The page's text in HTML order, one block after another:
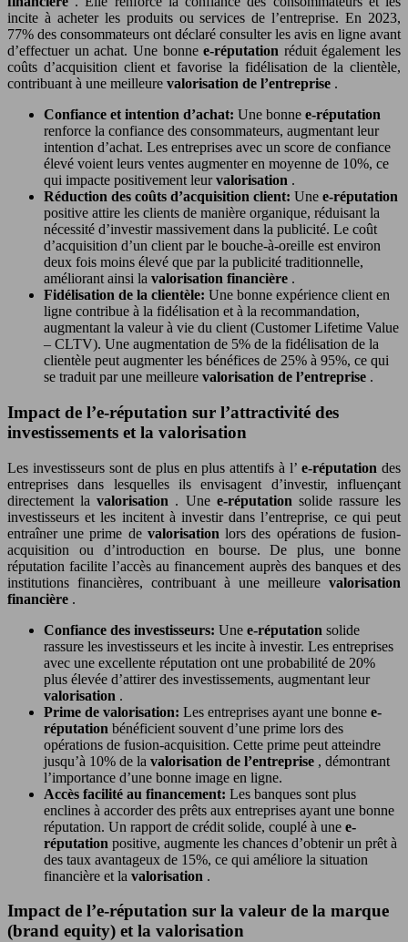
incite à acheter les produits ou services de l’entreprise. En 2023,
77% des consommateurs ont déclaré consulter les avis en ligne avant
d’effectuer un achat. Une bonnee-réputation réduit également les
coûts d’acquisition client et favorise la fidélisation de la clientèle,
contribuant à une meilleure valorisation de l’entreprise .
Confiance et intention d’achat: Une bonne e-réputation
renforce la confiance des consommateurs, augmentant leur
intention d’achat. Les entreprises avec un score de confiance
élevé voient leurs ventes augmenter en moyenne de 10%, ce
qui impacte positivement leurvalorisation .
Réduction des coûts d’acquisition client: Une e-réputation
positive attire les clients de manière organique, réduisant la
nécessité d’investir massivement dans la publicité. Le coût
d’acquisition d’un client par le bouche-à-oreille est environ
deux fois moins élevé que par la publicité traditionnelle,
améliorant ainsi la valorisation financière .
Fidélisation de la clientèle: Une bonne expérience client en
ligne contribue à la fidélisation et à la recommandation,
augmentant la valeur à vie du client (Customer Lifetime Value
– CLTV). Une augmentation de 5% de la fidélisation de la
clientèle peut augmenter les bénéfices de 25% à 95%, ce qui
se traduit par une meilleure valorisation de l’entreprise .
Impact de l’e-réputation sur l’attractivité des
investissements et la valorisation
Les investisseurs sont de plus en plus attentifs à l’e-réputationdes
entreprises dans lesquelles ils envisagent d’investir, influençant
directement lavalorisation . Une e-réputation solide rassure les
investisseurs et les incitent à investir dans l’entreprise, ce qui peut
entraîner une prime de valorisationlors des opérations de fusion-
acquisition ou d’introduction en bourse. De plus, une bonne
réputation facilite l’accès au financement auprès des banques et des
institutions financières, contribuant à une meilleure valorisation
financière .
Confiance des investisseurs: Une e-réputation solide
rassure les investisseurs et les incite à investir. Les entreprises
avec une excellente réputation ont une probabilité de 20%
plus élevée d’attirer des investissements, augmentant leur
valorisation .
Prime de valorisation: Les entreprises ayant une bonne e-
réputation bénéficient souvent d’une prime lors des
opérations de fusion-acquisition. Cette prime peut atteindre
jusqu’à 10% de la valorisation de l’entreprise , démontrant
l’importance d’une bonne image en ligne.
Accès facilité au financement: Les banques sont plus
enclines à accorder des prêts aux entreprises ayant une bonne
réputation. Un rapport de crédit solide, couplé à une e-
réputation positive, augmente les chances d’obtenir un prêt à
des taux avantageux de 15%, ce qui améliore la situation
financière et la valorisation .
Impact de l’e-réputation sur la valeur de la marque
(brand equity) et la valorisation